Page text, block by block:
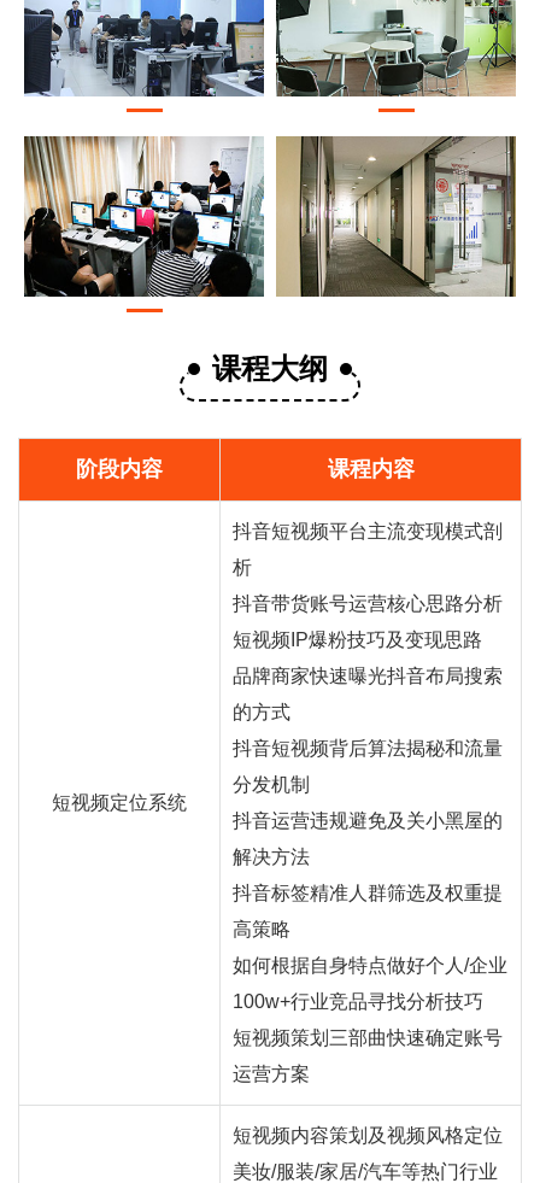
课程大纲
阶段内容 课程内容
短视频定位系统
抖音短视频平台主流变现模式剖
析
抖音带货账号运营核心思路分析
短视频IP爆粉技巧及变现思路
品牌商家快速曝光抖音布局搜索
的方式
抖音短视频背后算法揭秘和流量
分发机制
抖音运营违规避免及关小黑屋的
解决方法
抖音标签精准人群筛选及权重提
高策略
如何根据自身特点做好个人/企业
100w+行业竞品寻找分析技巧
短视频策划三部曲快速确定账号
运营方案
短视频内容策划及视频风格定位
美妆/服装/家居/汽车等热门行业